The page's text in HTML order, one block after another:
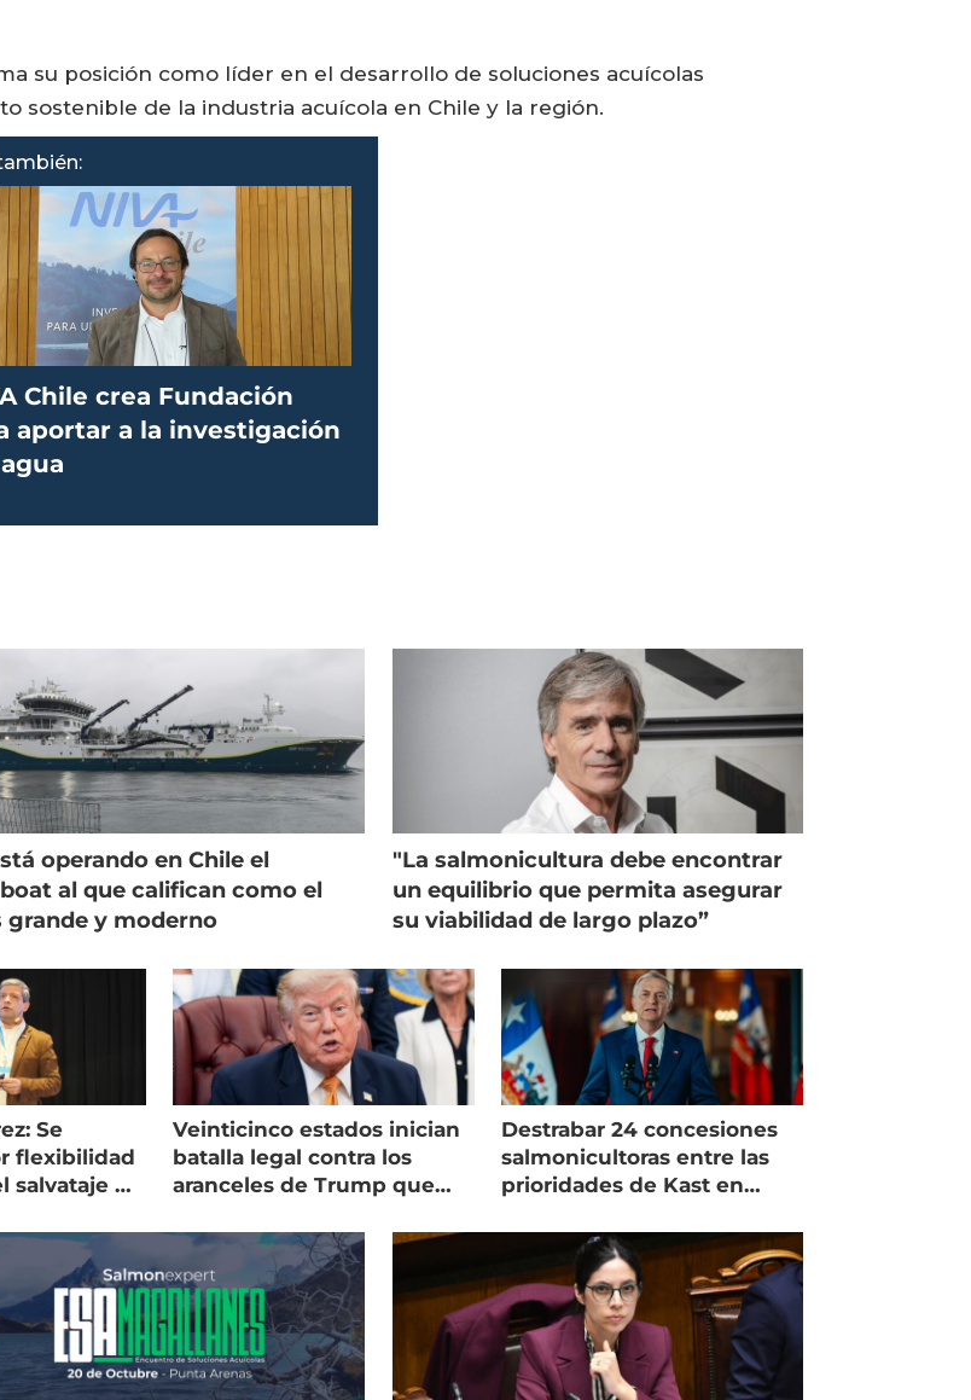
su posición como líder en el desarrollo de soluciones acuícolas
sostenible de la industria acuícola en Chile y la región.
Chile crea Fundación
aportar a la investigación
operando en Chile el
al que califican como el
grande y moderno
"La salmonicultura debe encontrar
un equilibrio que permita asegurar
su viabilidad de largo plazo”
Se
flexibilidad
salvataje de
Veinticinco estados inician
batalla legal contra los
aranceles de Trump que
Destrabar 24 concesiones
salmonicultoras entre las
prioridades de Kast en